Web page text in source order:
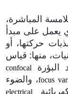
المباشرة،
يعمل على مبدأ
حركتها، أو
منها: قياس
البؤرة
confocal
focus، والضوء
electrical